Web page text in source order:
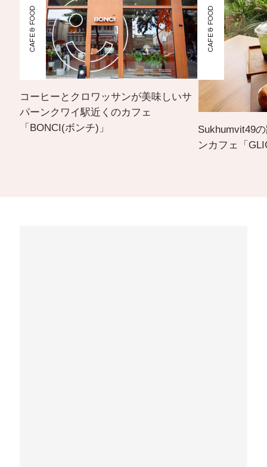
CAFE & FOOD
コーヒーとクロワッサンが美味しいサ
パーンクワイ駅近くのカフェ
「BONCI(ボンチ)」
CAFE & FOOD
Sukhumvit49
ンカフェ「